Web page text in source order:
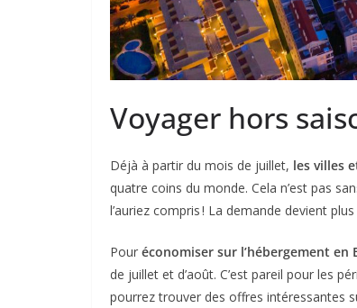
Voyager hors
Déjà à partir du mois de juillet, les villes
quatre coins du monde. Cela n’est pas
l’auriez compris ! La demande devient
Pour économiser sur l’hébergement en
de juillet et d’août. C’est pareil pour les
pourrez trouver des offres intéressantes